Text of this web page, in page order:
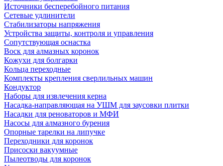
Источники бесперебойного питания
Сетевые удлинители
Стабилизаторы напряжения
Устройства защиты, контроля и управления
Сопутствующая оснастка
Воск для алмазных коронок
Кожухи для болгарки
Кольца переходные
Комплекты крепления сверлильных машин
Кондуктор
Наборы для извлечения керна
Насадка-направляющая на УШМ для заусовки плитки
Насадки для реноваторов и МФИ
Насосы для алмазного бурения
Опорные тарелки на липучке
Переходники для коронок
Присоски вакуумные
Пылеотводы для коронок